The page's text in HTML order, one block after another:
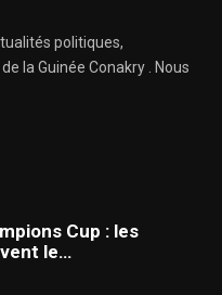
politiques,
la Guinée Conakry . Nous
Cup : les
le…